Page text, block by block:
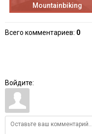
Mountainbiking
Всего комментариев: 0
Войдите: